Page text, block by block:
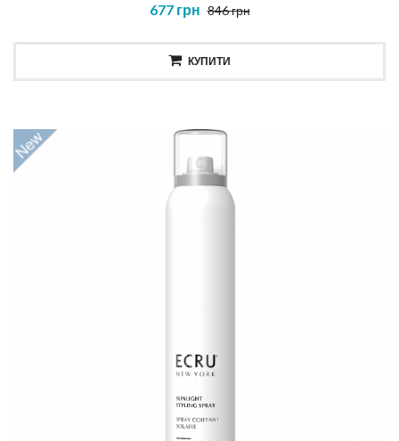
677 грн 846 грн
КУПИТИ